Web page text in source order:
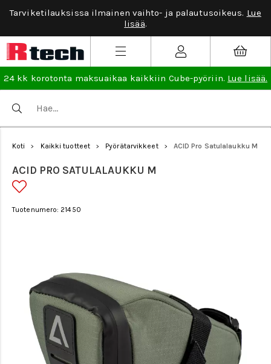
Tarviketilauksissa ilmainen vaihto- ja palautusoikeus. Lue
lisää.
24 kk korotonta maksuaikaa kaikkiin Cube-pyöriin. Lue lisää.
Koti > Kaikki tuotteet > Pyörätarvikkeet > ACID Pro Satulalaukku M
ACID PRO SATULALAUKKU M
Tuotenumero: 21450